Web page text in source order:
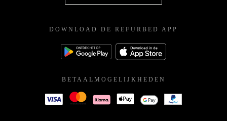
DOWNLOAD DE REFURBED APP
BETAALMOGELIJKHEDEN